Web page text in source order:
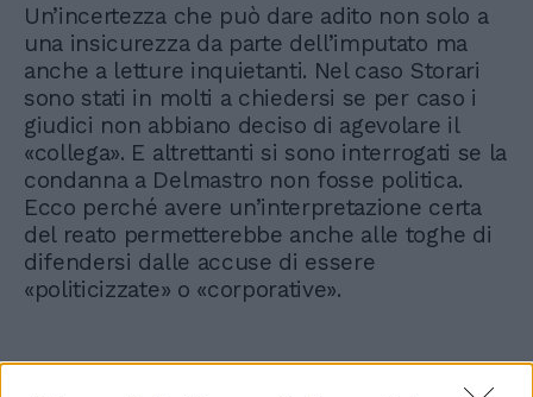
Un’incertezza che può dare adito non solo a
una insicurezza da parte dell’imputato ma
anche a letture inquietanti. Nel caso Storari
sono stati in molti a chiedersi se per caso i
giudici non abbiano deciso di agevolare il
«collega». E altrettanti si sono interrogati se la
condanna a Delmastro non fosse politica.
Ecco perché avere un’interpretazione certa
del reato permetterebbe anche alle toghe di
difendersi dalle accuse di essere
«politicizzate» o «corporative».